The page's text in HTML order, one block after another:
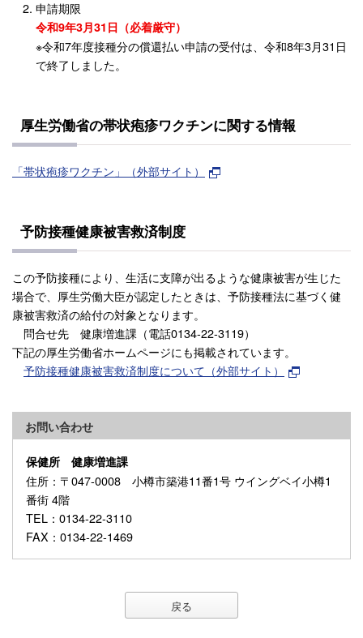
申請期限
令和9年3月31日（必着厳守）
※令和7年度接種分の償還払い申請の受付は、令和8年3月31日
で終了しました。
厚生労働省の帯状疱疹ワクチンに関する情報
「帯状疱疹ワクチン」（外部サイト）
予防接種健康被害救済制度
この予防接種により、生活に支障が出るような健康被害が生じた
場合で、厚生労働大臣が認定したときは、予防接種法に基づく健
康被害救済の給付の対象となります。
問合せ先 健康増進課（電話0134-22-3119）
下記の厚生労働省ホームページにも掲載されています。
予防接種健康被害救済制度について（外部サイト）
お問い合わせ
保健所 健康増進課
住所 ：〒047-0008 小樽市築港11番1号 ウイングベイ小樽1
番街 4階
TEL ：0134-22-3110
FAX ：0134-22-1469
戻る